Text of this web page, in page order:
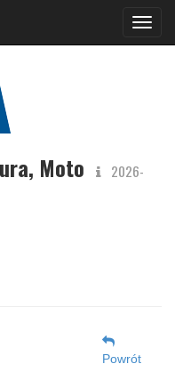
Moto
2026-
Powrót